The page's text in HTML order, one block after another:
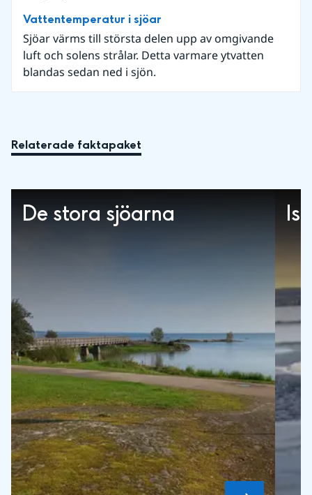
Vattentemperatur i sjöar
Sjöar värms till största delen upp av omgivande
luft och solens strålar. Detta varmare ytvatten
blandas sedan ned i sjön.
Relaterade faktapaket
De stora sjöarna Is